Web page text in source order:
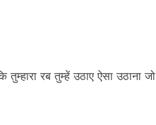
रब तुम्हें उठाए ऐसा उठाना जो